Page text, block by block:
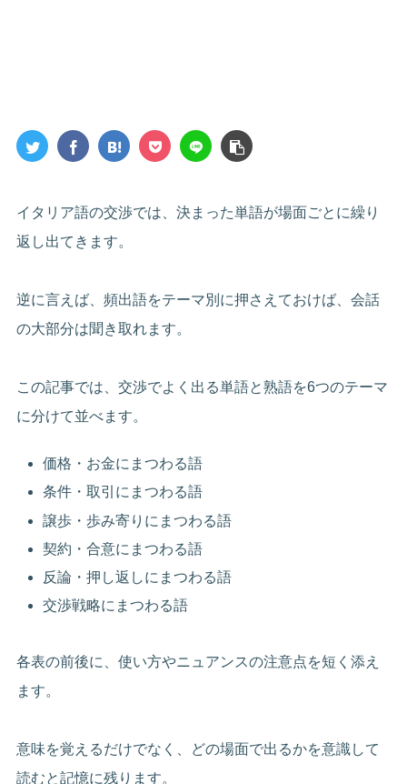
イタリア語の交渉では、決まった単語が場面ごとに繰り
返し出てきます。
逆に言えば、頻出語をテーマ別に押さえておけば、会話
の大部分は聞き取れます。
この記事では、交渉でよく出る単語と熟語を6つのテーマ
に分けて並べます。
価格・お金にまつわる語
条件・取引にまつわる語
譲歩・歩み寄りにまつわる語
契約・合意にまつわる語
反論・押し返しにまつわる語
交渉戦略にまつわる語
各表の前後に、使い方やニュアンスの注意点を短く添え
ます。
意味を覚えるだけでなく、どの場面で出るかを意識して
読むと記憶に残ります。